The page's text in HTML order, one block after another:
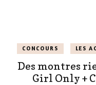
CONCOURS LES
Des montres
Girl Only +